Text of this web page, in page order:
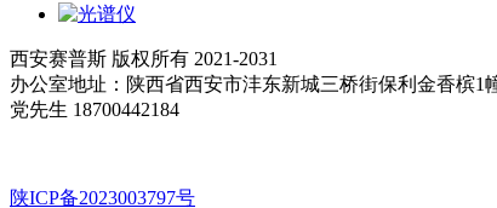
西安赛普斯 版权所有 2021-2031
办公室地址：陕西省西安市沣东新城三桥街保利金香槟1
党先生 18700442184
陕ICP备2023003797号